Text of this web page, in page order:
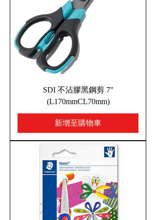
SDI 不沾膠黑鋼剪 7"
(L170mmCL70mm)
新增至購物車